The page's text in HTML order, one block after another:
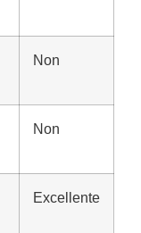
Non
Non
Excellente